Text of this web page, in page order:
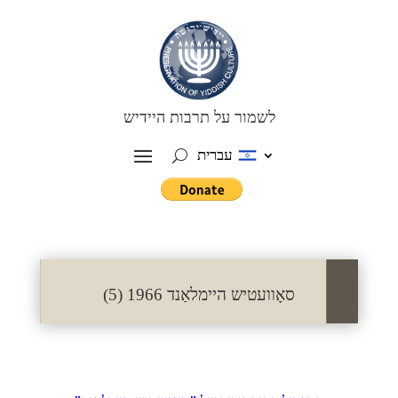
לשמור על תרבות היידיש
עברית
סאָוועטיש היימלאַנד 1966 (5)